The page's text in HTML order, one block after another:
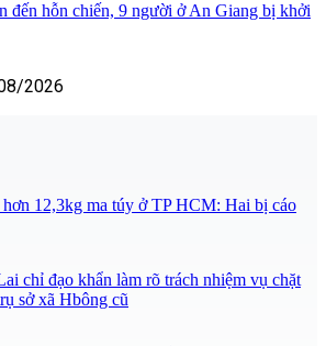
đến hỗn chiến, 9 người ở An Giang bị khởi
2026
12,3kg ma túy ở TP HCM: Hai bị cáo
chỉ đạo khẩn làm rõ trách nhiệm vụ chặt
sở xã Hbông cũ